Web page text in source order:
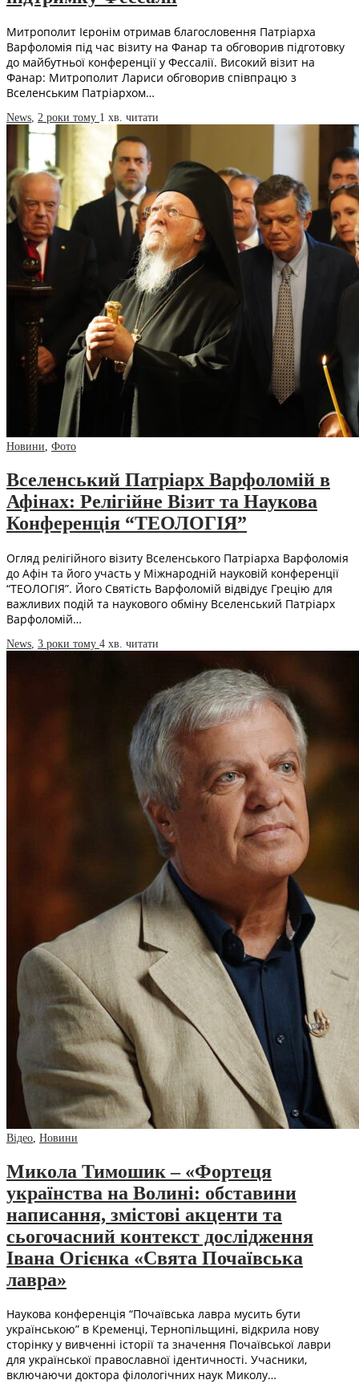
Митрополит Ієронім отримав благословення Патріарха
Варфоломія під час візиту на Фанар та обговорив підготовку
до майбутньої конференції у Фессалії. Високий візит на
Фанар: Митрополит Лариси обговорив співпрацю з
Вселенським Патріархом…
News 2 роки тому 1 хв. читати
Новини Фото
Вселенський Патріарх Варфоломій в
Афінах: Релігійне Візит та Наукова
Конференція “ТЕОЛОГІЯ”
Огляд релігійного візиту Вселенського Патріарха Варфоломія
до Афін та його участь у Міжнародній науковій конференції
“ТЕОЛОГІЯ”. Його Святість Варфоломій відвідує Грецію для
важливих подій та наукового обміну Вселенський Патріарх
Варфоломій…
News 3 роки тому 4 хв. читати
Відео Новини
Микола Тимошик – «Фортеця
українства на Волині: обставини
написання, змістові акценти та
сьогочасний контекст дослідження
Івана Огієнка «Свята Почаївська
лавра»
Наукова конференція “Почаївська лавра мусить бути
українською” в Кременці, Тернопільщині, відкрила нову
сторінку у вивченні історії та значення Почаївської лаври
для української православної ідентичності. Учасники,
включаючи доктора філологічних наук Миколу…